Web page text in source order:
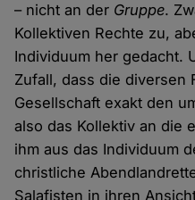
– nicht an der Gruppe.
Kollektiven Rechte zu,
Individuum her gedacht.
Zufall, dass die diversen
Gesellschaft exakt den
also das Kollektiv an die
ihm aus das Individuum
christliche
Salafisten in ihren